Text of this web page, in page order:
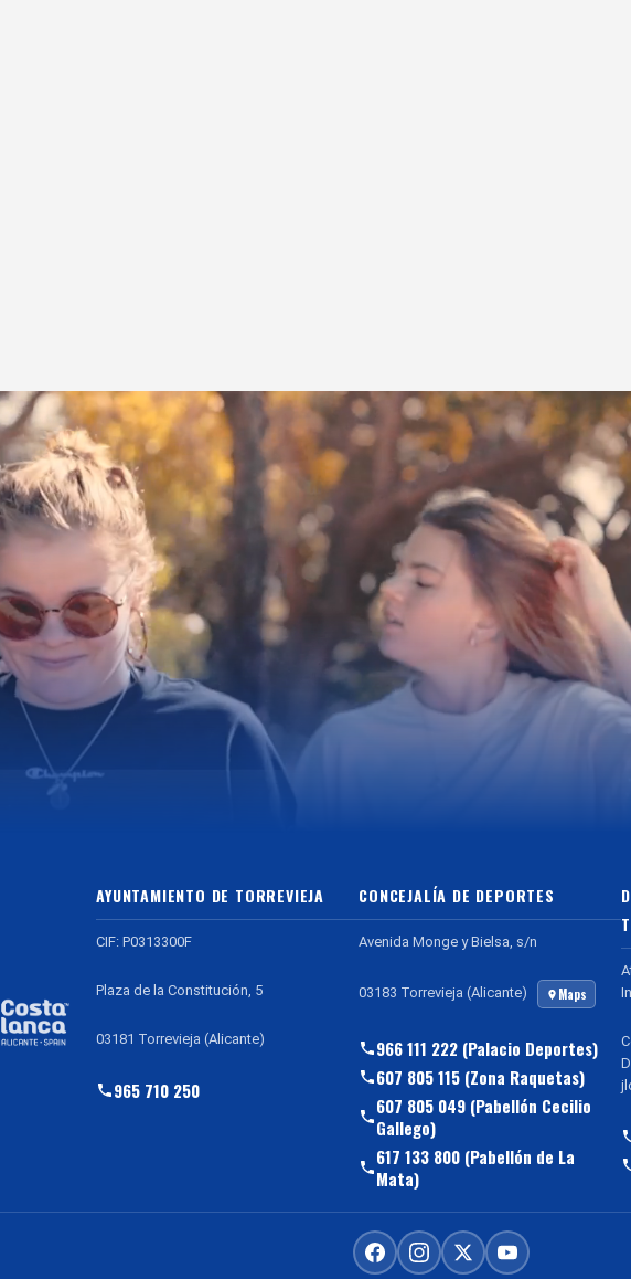
AYUNTAMIENTO DE TORREVIEJA
CIF: P0313300F
Plaza de la Constitución, 5
03181 Torrevieja (Alicante)
965 710 250
CONCEJALÍA DE DEPORTES
Avenida Monge y Bielsa, s/n
03183 Torrevieja (Alicante) Maps
966 111 222 (Palacio Deportes)
607 805 115 (Zona Raquetas)
607 805 049 (Pabellón Cecilio
Gallego)
617 133 800 (Pabellón de La
Mata)